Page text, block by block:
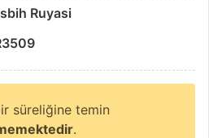
Ruyasi
süreliğine temin
.